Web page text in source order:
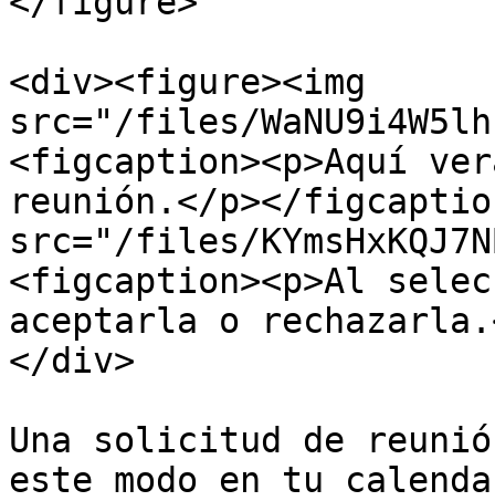
<div><figure><img
src="/files/
<figcaption><p>Aquí
reunión.</p></
src="/files/
<figcaption><p>Al
aceptarla o
</div>
Una solicitud de
este modo en tu